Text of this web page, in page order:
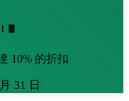
🧧
10% 的折扣
31 日